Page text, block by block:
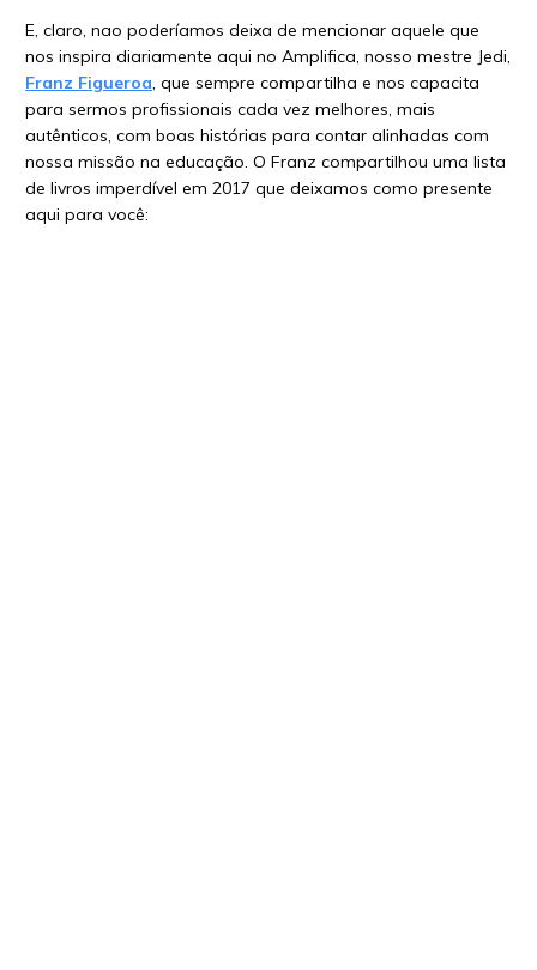
E, claro, nao poderíamos deixa de mencionar aquele que
nos inspira diariamente aqui no Amplifica, nosso mestre Jedi,
Franz Figueroa, que sempre compartilha e nos capacita
para sermos profissionais cada vez melhores, mais
autênticos, com boas histórias para contar alinhadas com
nossa missão na educação. O Franz compartilhou uma lista
de livros imperdível em 2017 que deixamos como presente
aqui para você: